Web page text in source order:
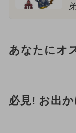
あなたにオ
必見! お出